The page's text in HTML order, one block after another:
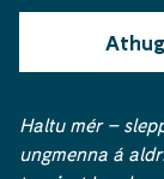
Haltu mér –
ungmenna á